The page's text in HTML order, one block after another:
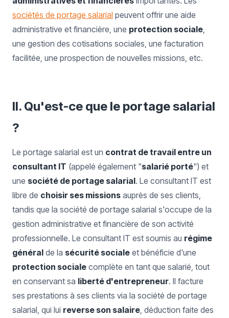
sociétés de portage salarial peuvent offrir une aide
administrative et financière, une protection sociale,
une gestion des cotisations sociales, une facturation
facilitée, une prospection de nouvelles missions, etc.
II. Qu'est-ce que le portage salarial
?
Le portage salarial est un contrat de travail entre un
consultant IT (appelé également "salarié porté") et
une société de portage salarial. Le consultant IT est
libre de choisir ses missions auprès de ses clients,
tandis que la société de portage salarial s'occupe de la
gestion administrative et financière de son activité
professionnelle. Le consultant IT est soumis au régime
général de la sécurité sociale et bénéficie d'une
protection sociale complète en tant que salarié, tout
en conservant sa liberté d'entrepreneur. Il facture
ses prestations à ses clients via la société de portage
salarial, qui lui reverse son salaire, déduction faite des